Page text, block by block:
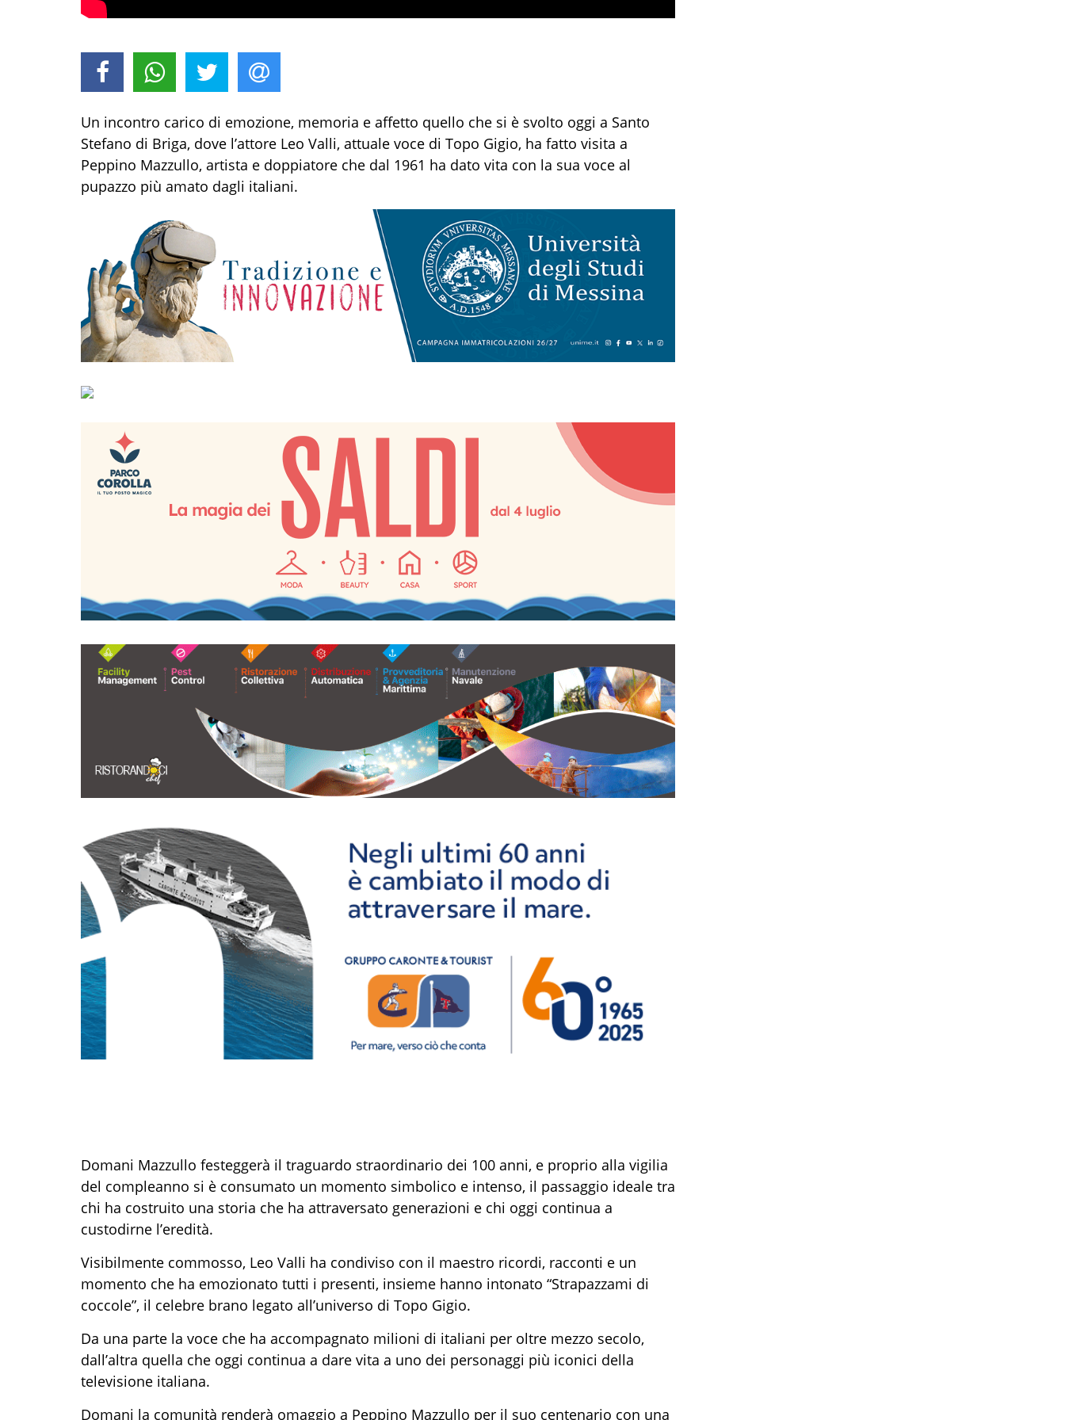
Un incontro carico di emozione, memoria e affetto quello che si è svolto oggi a Santo
Stefano di Briga, dove l’attore Leo Valli, attuale voce di Topo Gigio, ha fatto visita a
Peppino Mazzullo, artista e doppiatore che dal 1961 ha dato vita con la sua voce al
pupazzo più amato dagli italiani.
Domani Mazzullo festeggerà il traguardo straordinario dei 100 anni, e proprio alla vigilia
del compleanno si è consumato un momento simbolico e intenso, il passaggio ideale tra
chi ha costruito una storia che ha attraversato generazioni e chi oggi continua a
custodirne l’eredità.
Visibilmente commosso, Leo Valli ha condiviso con il maestro ricordi, racconti e un
momento che ha emozionato tutti i presenti, insieme hanno intonato “Strapazzami di
coccole”, il celebre brano legato all’universo di Topo Gigio.
Da una parte la voce che ha accompagnato milioni di italiani per oltre mezzo secolo,
dall’altra quella che oggi continua a dare vita a uno dei personaggi più iconici della
televisione italiana.
Domani la comunità renderà omaggio a Peppino Mazzullo per il suo centenario con una